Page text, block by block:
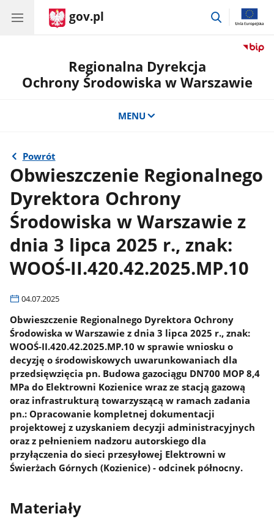
gov.pl
przejdź
Regionalna Dyrekcja
Ochrony Środowiska w Warszawie
MENU
Powrót
Obwieszczenie Regionalnego
Dyrektora Ochrony
Środowiska w Warszawie z
dnia 3 lipca 2025 r., znak:
WOOŚ-II.420.42.2025.MP.10
04.07.2025
Obwieszczenie Regionalnego Dyrektora Ochrony
Środowiska w Warszawie z dnia 3 lipca 2025 r., znak:
WOOŚ-II.420.42.2025.MP.10 w sprawie wniosku o
decyzję o środowiskowych uwarunkowaniach dla
przedsięwzięcia pn. Budowa gazociągu DN700 MOP 8,4
MPa do Elektrowni Kozienice wraz ze stacją gazową
oraz infrastrukturą towarzyszącą w ramach zadania
pn.: Opracowanie kompletnej dokumentacji
projektowej z uzyskaniem decyzji administracyjnych
oraz z pełnieniem nadzoru autorskiego dla
przyłączenia do sieci przesyłowej Elektrowni w
Świerżach Górnych (Kozienice) - odcinek północny.
Materiały